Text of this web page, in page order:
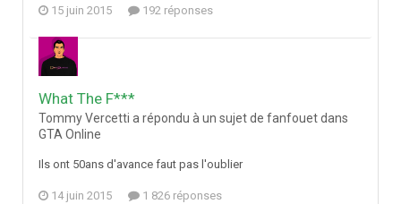
15 juin 2015 192 réponses
What The F***
Tommy Vercetti a répondu à un sujet de fanfouet dans
GTA Online
Ils ont 50ans d'avance faut pas l'oublier
14 juin 2015 1 826 réponses